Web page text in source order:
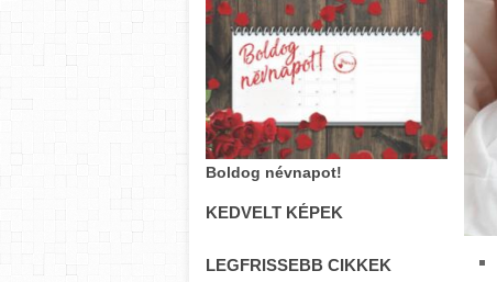
Boldog névnapot!
KEDVELT KÉPEK
LEGFRISSEBB CIKKEK